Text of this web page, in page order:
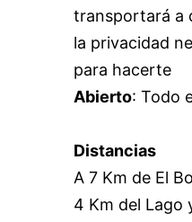
transportará a
la privacidad
para hacerte
Abierto: Todo
Distancias
A 7 Km de El
4 Km del Lago